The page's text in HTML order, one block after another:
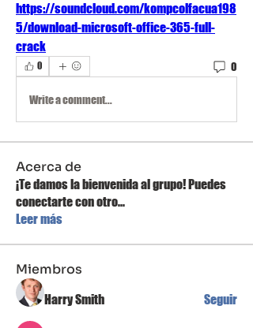
https://soundcloud.com/kompcolfacua198
5/download-microsoft-office-365-full-
crack
0 0
Write a comment...
Acerca de
¡Te damos la bienvenida al grupo! Puedes
conectarte con otro...
Leer más
Miembros
Harry Smith Seguir